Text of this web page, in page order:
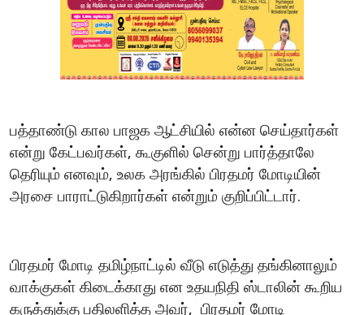
பத்தாண்டு கால பாஜக ஆட்சியில் என்ன செய்தார்கள்
என்று கேட்பவர்கள், கூகுளில் சென்று பார்த்தாலே
தெரியும் எனவும், உலக அரங்கில் பிரதமர் மோடியின்
அரசை பாராட்டுகிறார்கள் என்றும் குறிப்பிட்டார்.
பிரதமர் மோடி தமிழ்நாட்டில் வீடு எடுத்து தங்கினாலும்
வாக்குகள் கிடைக்காது என உதயநிதி ஸ்டாலின் கூறிய
கருத்துக்கு பதிலளித்த அவர், பிரதமர் மோடி